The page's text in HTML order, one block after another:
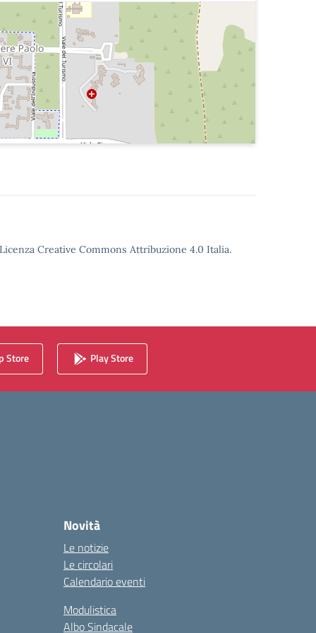
Creative Commons Attribuzione 4.0 Italia.
Store Play Store
Novità
Le notizie
Le circolari
Calendario eventi
Modulistica
Albo Sindacale